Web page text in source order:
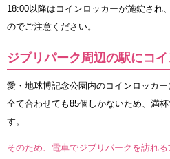
18:00以降はコインロッカーが施錠され
のでご注意ください。
ジブリパーク周辺の駅にコ
愛・地球博記念公園内のコインロッカー
全て合わせても85個しかないため、満
す。
そのため、電車でジブリパークを訪れ